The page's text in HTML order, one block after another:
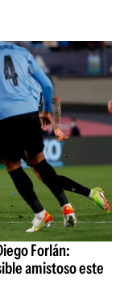
Forlán:
amistoso este